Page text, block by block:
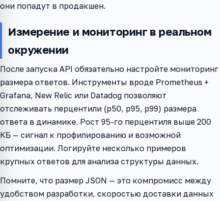
они попадут в продакшен.
Измерение и мониторинг в реальном
окружении
После запуска API обязательно настройте мониторинг
размера ответов. Инструменты вроде Prometheus +
Grafana, New Relic или Datadog позволяют
отслеживать перцентили (p50, p95, p99) размера
ответа в динамике. Рост 95-го перцентиля выше 200
КБ — сигнал к профилированию и возможной
оптимизации. Логируйте несколько примеров
крупных ответов для анализа структуры данных.
Помните, что размер JSON — это компромисс между
удобством разработки, скоростью доставки данных